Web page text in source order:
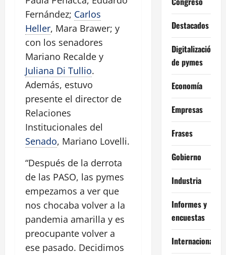
Fernández; Carlos
Heller, Mara Brawer; y
con los senadores
Mariano Recalde y
Juliana Di Tullio.
Además, estuvo
presente el director de
Relaciones
Institucionales del
Senado, Mariano Lovelli.
“Después de la derrota
de las PASO, las pymes
empezamos a ver que
nos chocaba volver a la
pandemia amarilla y es
preocupante volver a
ese pasado. Decidimos
Destacados
Digitalización
de pymes
Economía
Empresas
Frases
Gobierno
Industria
Informes y
encuestas
Internacional